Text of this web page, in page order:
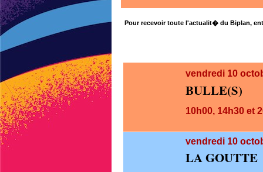
Pour recevoir toute l'actualit� du Biplan,
vendredi 10
BULLE(S)
10h00, 14h30 et
vendredi 10
LA GOUTTE